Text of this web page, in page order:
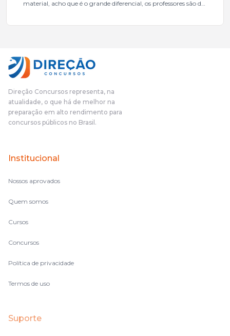
material, acho que é o grande diferencial, os professores são de
mais excelentes cargos da administração pública.Eu sempre
fundamental na minha derrota no ano passado para que eu
pudesse enxergar o que eu errei e corrigir minha rota.E além
das aulas vocês(Direção Concursos), que fizeram um
o aluno, além de ter que estudar, ele tem que perder tempo
fazendo um cronograma, num pós- edital é muito
complicado, é uma avalanche de informação, então vocês
terem feito isso é muito bacana, porque quando eu me sentia
no volume de matérias.
Direção Concursos representa, na
atualidade, o que há de melhor na
preparação em alto rendimento para
concursos públicos no Brasil.
Institucional
Nossos aprovados
Quem somos
Cursos
Concursos
Política de privacidade
Termos de uso
Suporte